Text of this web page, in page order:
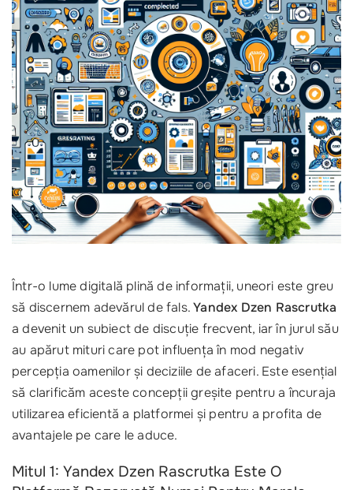
Într-o lume digitală plină de informații, uneori este greu
să discernem adevărul de fals.Yandex Dzen Rascrutka
a devenit un subiect de discuție frecvent, iar în jurul său
au apărut mituri care pot influența în mod negativ
percepția oamenilor și deciziile de afaceri. Este esențial
să clarificăm aceste concepții greșite pentru a încuraja
utilizarea eficientă a platformei și pentru a profita de
avantajele pe care le aduce.
Mitul 1: Yandex Dzen Rascrutka Este O